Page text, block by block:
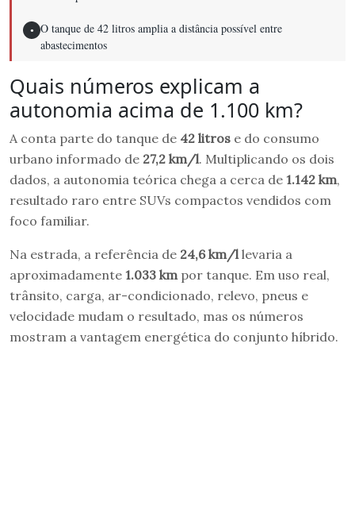
●
O tanque de 42 litros amplia a distância possível entre
abastecimentos
Quais números explicam a
autonomia acima de 1.100 km?
A conta parte do tanque de 42 litros e do consumo
urbano informado de 27,2 km/l. Multiplicando os dois
dados, a autonomia teórica chega a cerca de 1.142 km,
resultado raro entre SUVs compactos vendidos com
foco familiar.
Na estrada, a referência de 24,6 km/l levaria a
aproximadamente 1.033 km por tanque. Em uso real,
trânsito, carga, ar-condicionado, relevo, pneus e
velocidade mudam o resultado, mas os números
mostram a vantagem energética do conjunto híbrido.